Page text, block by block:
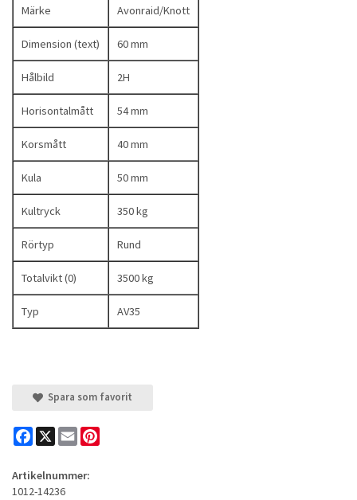
Märke Avonraid/Knott
Dimension (text) 60 mm
Hålbild 2H
Horisontalmått 54 mm
Korsmått 40 mm
Kula 50 mm
Kultryck 350 kg
Rörtyp Rund
Totalvikt (0) 3500 kg
Typ AV35
Spara som favorit
Facebook
X Email
Artikelnummer:
1012-14236